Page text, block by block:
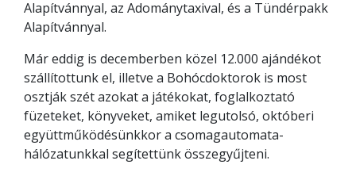
Alapítvánnyal, az Adománytaxival, és a Tündérpakk
Alapítvánnyal.
Már eddig is decemberben közel 12.000 ajándékot
szállítottunk el, illetve a Bohócdoktorok is most
osztják szét azokat a játékokat, foglalkoztató
füzeteket, könyveket, amiket legutolsó, októberi
együttműködésünkkor a csomagautomata-
hálózatunkkal segítettünk összegyűjteni.